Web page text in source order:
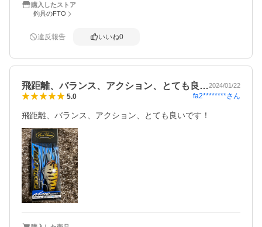
購入したストア
釣具のFTO
違反報告 いいね0
飛距離、バランス、アクション、とても良…2024/01/22
5.0 fa2********さん
飛距離、バランス、アクション、とても良いです！